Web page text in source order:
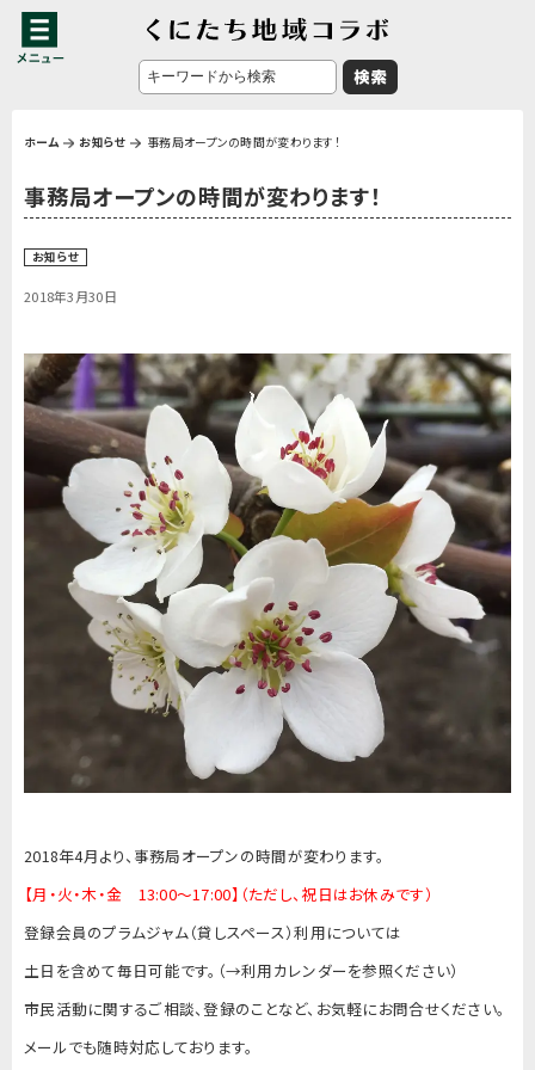
ホーム お知らせ 事務局オープンの時間が変わります！
事務局オープンの時間が変わります！
お知らせ
2018年3月30日
2018年4月より、事務局オープンの時間が変わります。
【月・火・木・金 13:00～17:00】（ただし、祝日はお休みです）
登録会員のプラムジャム（貸しスペース）利用については
土日を含めて毎日可能です。（→利用カレンダーを参照ください）
市民活動に関するご相談、登録のことなど、お気軽にお問合せください。
メールでも随時対応しております。